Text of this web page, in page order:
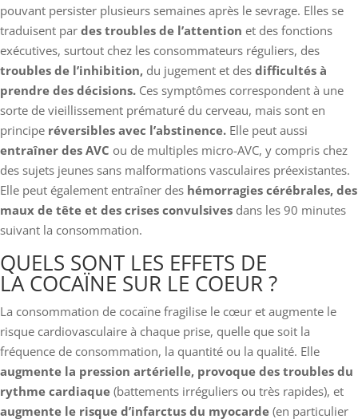
pouvant persister plusieurs semaines après le sevrage. Elles se
traduisent par des troubles de l’attention et des fonctions
exécutives, surtout chez les consommateurs réguliers, des
troubles de l’inhibition, du jugement et des difficultés à
prendre des décisions. Ces symptômes correspondent à une
sorte de vieillissement prématuré du cerveau, mais sont en
principe réversibles avec l’abstinence. Elle peut aussi
entraîner des AVC ou de multiples micro-AVC, y compris chez
des sujets jeunes sans malformations vasculaires préexistantes.
Elle peut également entraîner des hémorragies cérébrales, des
maux de tête et des crises convulsives dans les 90 minutes
suivant la consommation.
QUELS SONT LES EFFETS DE
LA COCAÏNE SUR LE COEUR ?
La consommation de cocaïne fragilise le cœur et augmente le
risque cardiovasculaire à chaque prise, quelle que soit la
fréquence de consommation, la quantité ou la qualité. Elle
augmente la pression artérielle, provoque des troubles du
rythme cardiaque (battements irréguliers ou très rapides), et
augmente le risque d’infarctus du myocarde (en particulier